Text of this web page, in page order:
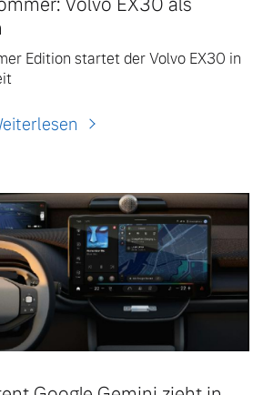
Edition startet der Volvo EX30 in